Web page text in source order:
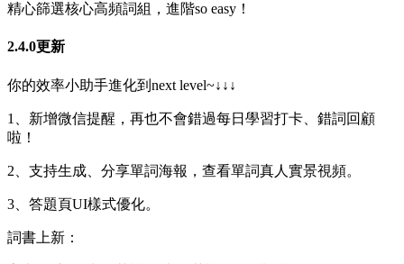
精心篩選核心高頻詞組，進階so easy！
2.4.0更新
你的效率小助手進化到next level~↓↓↓
1、新增微信提醒，再也不會錯過每日學習打卡、錯詞回顧
啦！
2、支持生成、分享單詞海報，查看單詞真人實景視頻。
3、答題頁UI樣式優化。
詞書上新：